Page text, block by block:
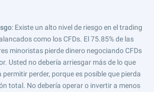
: Existe un alto nivel de riesgo en el trading
como los CFDs. El 75.85% de las
minoristas pierde dinero negociando CFDs
Usted no debería arriesgar más de lo que
permitir perder, porque es posible que pierda
total. No debería operar o invertir a menos